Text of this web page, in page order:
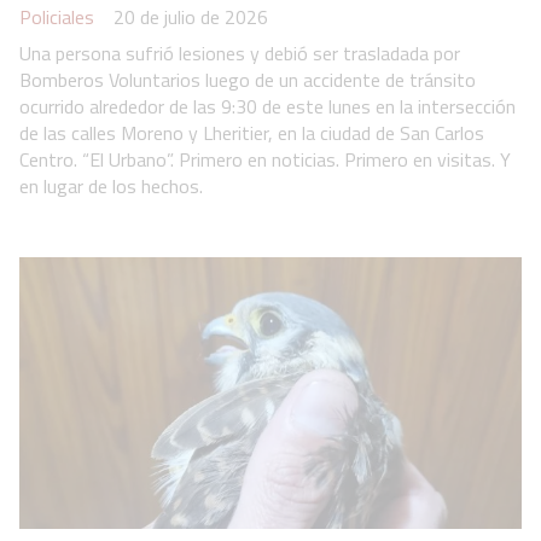
Policiales
20 de julio de 2026
Una persona sufrió lesiones y debió ser trasladada por
Bomberos Voluntarios luego de un accidente de tránsito
ocurrido alrededor de las 9:30 de este lunes en la intersección
de las calles Moreno y Lheritier, en la ciudad de San Carlos
Centro. “El Urbano”. Primero en noticias. Primero en visitas. Y
en lugar de los hechos.